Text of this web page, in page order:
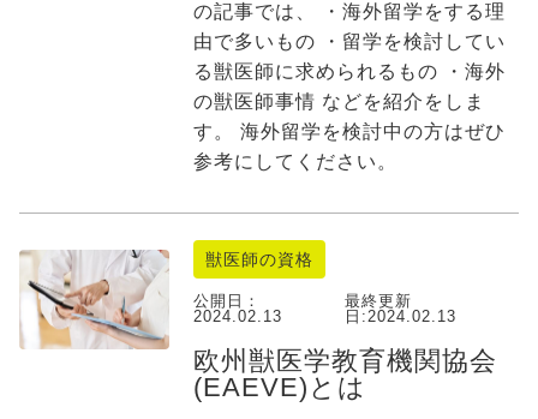
の記事では、 ・海外留学をする理
由で多いもの ・留学を検討してい
る獣医師に求められるもの ・海外
の獣医師事情 などを紹介をしま
す。 海外留学を検討中の方はぜひ
参考にしてください。
獣医師の資格
公開日：
2024.02.13
最終更新
日:2024.02.13
欧州獣医学教育機関協会
(EAEVE)とは